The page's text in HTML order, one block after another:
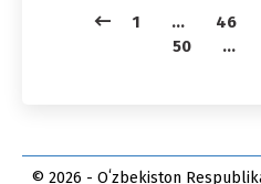
1 … 46
50
…
© 2026 - Oʻzbekiston